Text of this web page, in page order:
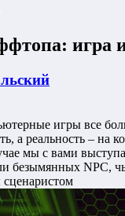
игра
игры все
а реальность – на
мы с вами
безымянных NPC,
сценаристом